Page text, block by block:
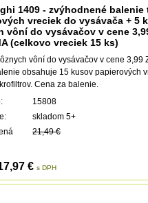
1409 - zvýhodnené balenie
vreciek do vysávača + 5
vôní do vysávačov v cene
(celkovo vreciek 15 ks)
vôní do vysávačov v cene 3,99
obsahuje 15 kusov papierových
Cena za balenie.
15808
skladom 5+
21,49 €
€ s DPH